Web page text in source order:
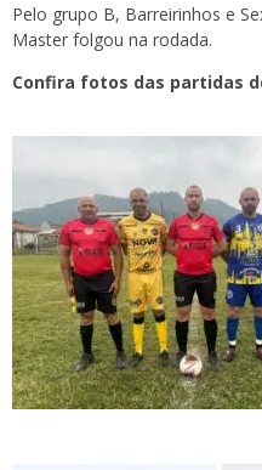
Pelo grupo B, Barreirinhos e
Master folgou na rodada.
Confira fotos das partidas